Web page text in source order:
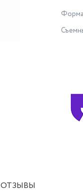
Форма
ОТЗЫВЫ